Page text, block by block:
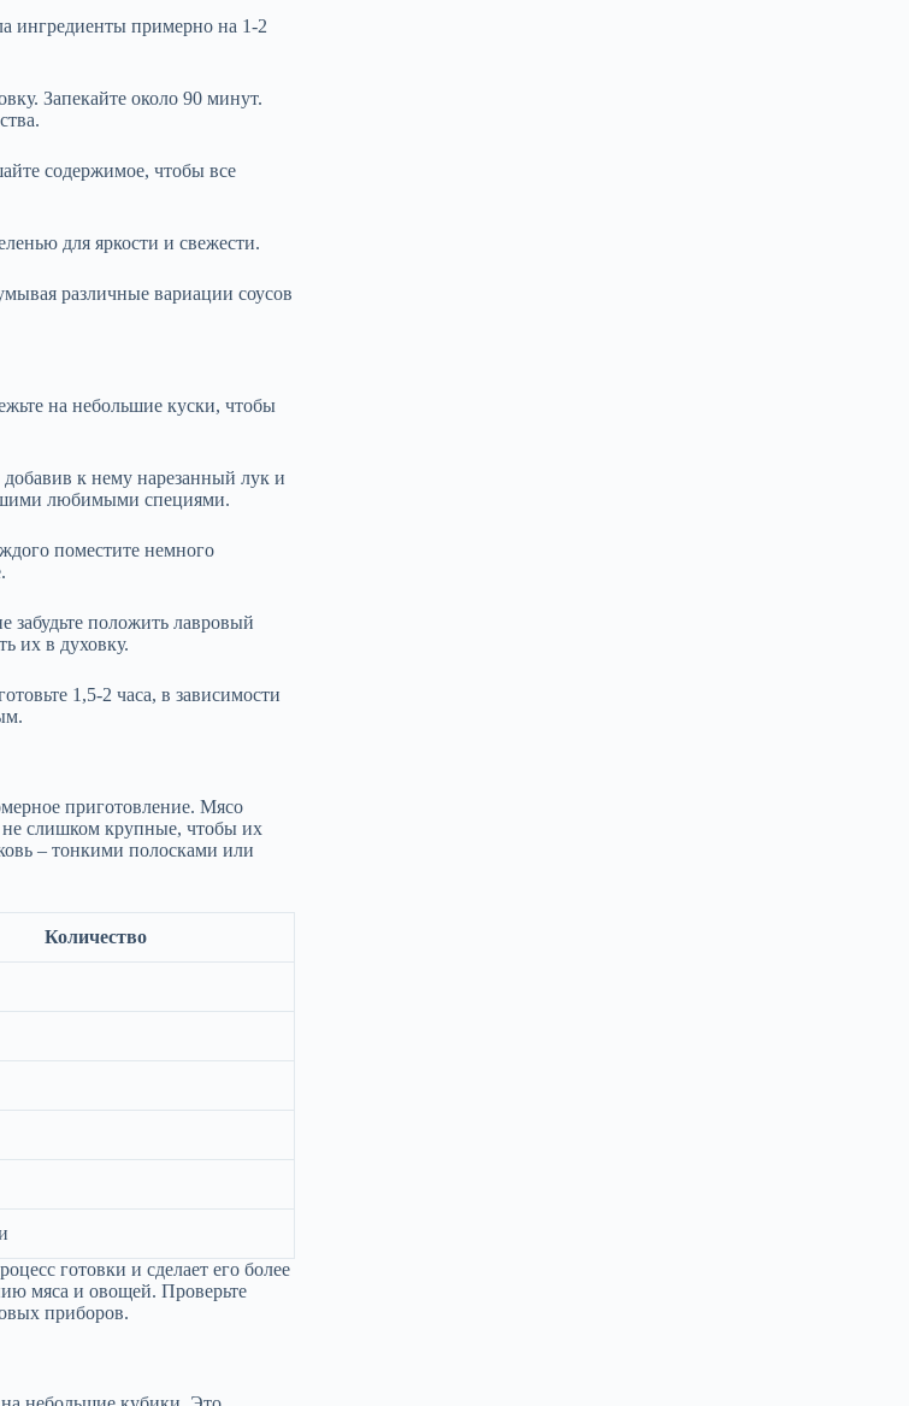
ингредиенты примерно на 1-2
Запекайте около 90 минут.
содержимое, чтобы все
для яркости и свежести.
различные вариации соусов
на небольшие куски, чтобы
добавив к нему нарезанный лук и
любимыми специями.
поместите немного
забудьте положить лавровый
их в духовку.
1,5-2 часа, в зависимости
приготовление. Мясо
не слишком крупные, чтобы их
– тонкими полосками или
Количество
готовки и сделает его более
мяса и овощей. Проверьте
приборов.